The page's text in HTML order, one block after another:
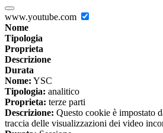
www.youtube.com
Nome
Tipologia
Proprieta
Descrizione
Durata
Nome: YSC
Tipologia: analitico
Proprieta: terze parti
Descrizione: Questo cookie è impostato
traccia delle visualizzazioni dei video